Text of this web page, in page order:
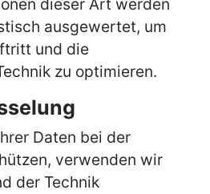
dieser Art werden
ausgewertet, um
und die
zu optimieren.
Daten bei der
verwenden wir
der Technik